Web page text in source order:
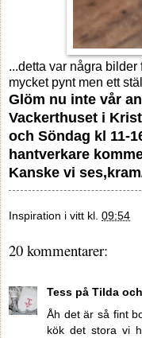
...detta var några
mycket pynt men ett
Glöm nu inte vår
Vackerthuset i
och Söndag kl 11-
hantverkare
Kanske vi
Inspiration i vitt kl. 09:54
20 kommentarer:
Tess på Tilda
Åh det är så fint
kök det stora vi